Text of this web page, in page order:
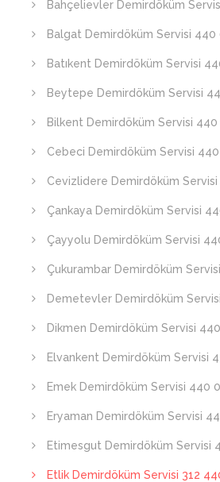
Bahçelievler Demirdöküm
Balgat Demirdöküm Servisi 440
Batıkent Demirdöküm Servisi
Beytepe Demirdöküm Servisi
Bilkent Demirdöküm Servisi
Cebeci Demirdöküm Servisi
Cevizlidere Demirdöküm
Çankaya Demirdöküm Servisi
Çayyolu Demirdöküm Servisi
Çukurambar Demirdöküm
Demetevler Demirdöküm
Dikmen Demirdöküm Servisi
Elvankent Demirdöküm Servisi
Emek Demirdöküm Servisi 440
Eryaman Demirdöküm Servisi
Etimesgut Demirdöküm Servisi
Etlik Demirdöküm Servisi 312